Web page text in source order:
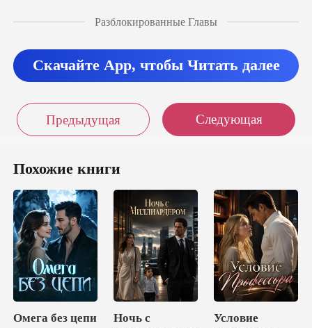
Разблокированные Главы
Скачайте App, чтобы Читать далее
Предыдущая Следующая
Похожие книги
Омега без цепи
Ночь с
Условие